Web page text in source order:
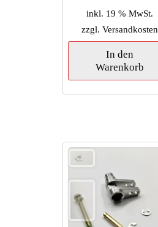
inkl. 19 % MwSt.
zzgl. Versandkosten
In den
Warenkorb